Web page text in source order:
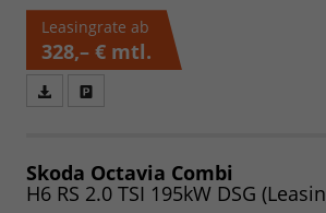
Leasingrate ab
328,– € mtl.
speichern/drucken
Skoda Octavia Combi